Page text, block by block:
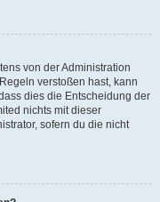
von der Administration
verstoßen hast, kann
dies die Entscheidung der
nichts mit dieser
sofern du die nicht